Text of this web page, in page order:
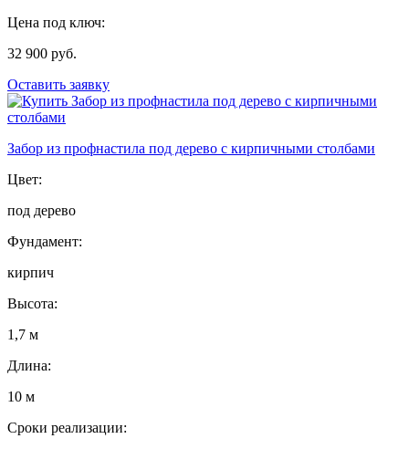
Цена под ключ:
32 900 руб.
Оставить заявку
Забор из профнастила под дерево с кирпичными столбами
Цвет:
под дерево
Фундамент:
кирпич
Высота:
1,7 м
Длина:
10 м
Сроки реализации: